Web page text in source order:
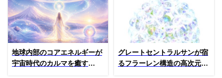
地球内部のコアエネルギーが
宇宙時代のカルマを癒す
グレートセントラルサンが宿
るフラーレン構造の高次元エ